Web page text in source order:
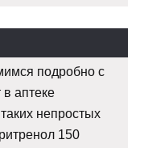
подробно с
аптеке
непростых
150